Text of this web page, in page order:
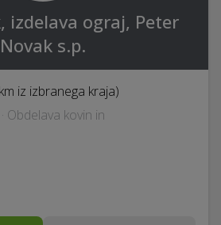
izdelava ograj, Peter
Novak s.p.
iz izbranega kraja)
Obdelava kovin in